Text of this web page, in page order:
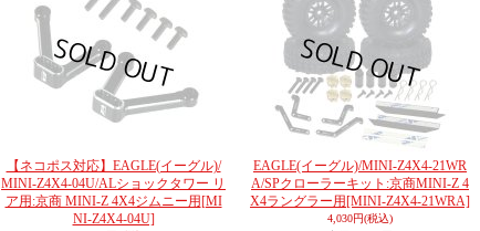
【ネコポス対応】EAGLE(イーグル)/
MINI-Z4X4-04U/ALショックタワー リ
ア用:京商 MINI-Z 4X4ジムニー用 [MI
NI-Z4X4-04U]
EAGLE(イーグル)/MINI-Z4X4-21WR
A/SPクローラーキット:京商MINI-Z 4
X4ラングラー用 [MINI-Z4X4-21WRA]
4,030円(税込)